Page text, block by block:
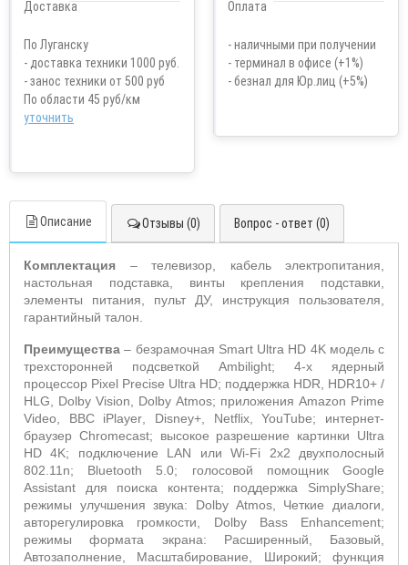
По Луганску
- доставка техники 1000 руб.
- занос техники от 500 руб
По области 45 руб/км
уточнить
- наличными при получении
- терминал в офисе (+1%)
- безнал для Юр.лиц (+5%)
Описание Отзывы (0) Вопрос - ответ (0)
Комплектация – телевизор, кабель электропитания,
настольная подставка, винты крепления подставки,
элементы питания, пульт ДУ, инструкция пользователя,
гарантийный талон.
Преимущества– безрамочная Smart Ultra HD 4K модель с
трехсторонней подсветкой Ambilight; 4-х ядерный
процессор Pixel Precise Ultra HD; поддержка HDR, HDR10+ /
HLG, Dolby Vision, Dolby Atmos; приложения Amazon Prime
Video, BBC iPlayer, Disney+, Netflix, YouTube; интернет-
браузер Chromecast; высокое разрешение картинки Ultra
HD 4K; подключение LAN илиWi-Fi 2x2 двухполосный
802.11n; Bluetooth 5.0; голосовой помощникGoogle
Assistant для поиска контента; поддержка SimplyShare;
режимы улучшения звука: Dolby Atmos, Четкие диалоги,
авторегулировка громкости, Dolby Bass Enhancement;
режимы формата экрана: Расширенный, Базовый,
Автозаполнение, Масштабирование, Широкий; функция